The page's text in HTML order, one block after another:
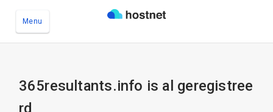
Menu
365resultants.info is al geregistree